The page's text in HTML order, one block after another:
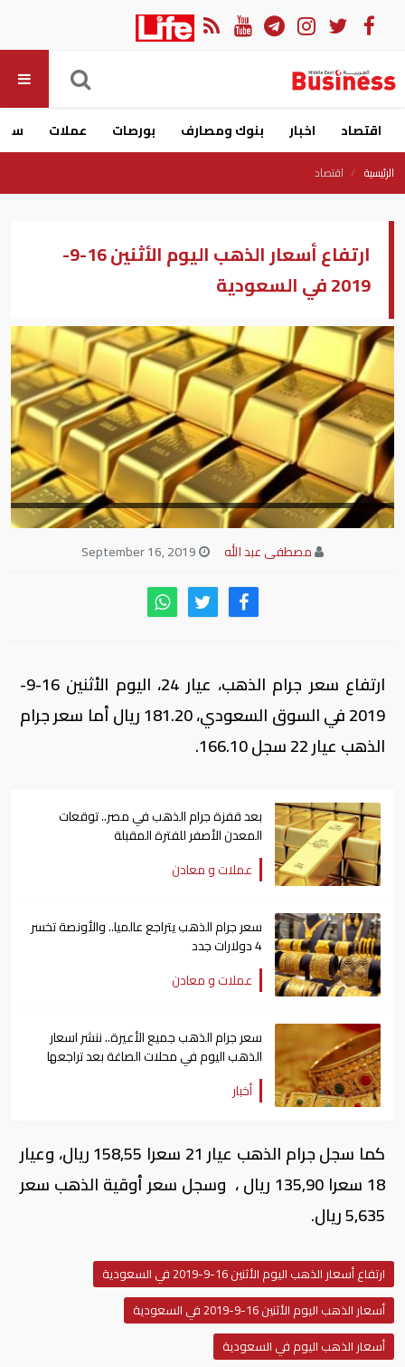
اقتصاد اخبار بنوك ومصارف بورصات عملات
الرئيسية اقتصاد
ارتفاع أسعار الذهب اليوم الأثنين 16-9-
2019 في السعودية
مصطفى عبد الله
ارتفاع سعر جرام الذهب، عيار 24، اليوم الأثنين 16-9-
2019 في السوق السعودي، 181.20 ريال أما سعر جرام
الذهب عيار 22 سجل 166.10.
بعد قفزة جرام الذهب في مصر.. توقعات
المعدن الأصفر للفترة المقبلة
عملات و معادن
سعر جرام الذهب يتراجع عالميا.. والأونصة تخسر
4 دولارات جدد
عملات و معادن
سعر جرام الذهب جميع الأعيرة.. ننشر اسعار
الذهب اليوم في محلات الصاغة بعد تراجعها
أخبار
كما سجل جرام الذهب عيار 21 سعرا 158,55 ريال، وعيار
18 سعرا 135,90 ريال ، وسجل سعر أوقية الذهب سعر
5,635 ريال.
ارتفاع أسعار الذهب اليوم الأثنين 16-9-2019 في السعودية
أسعار الذهب اليوم الأثنين 16-9-2019 في السعودية
أسعار الذهب اليوم في السعودية